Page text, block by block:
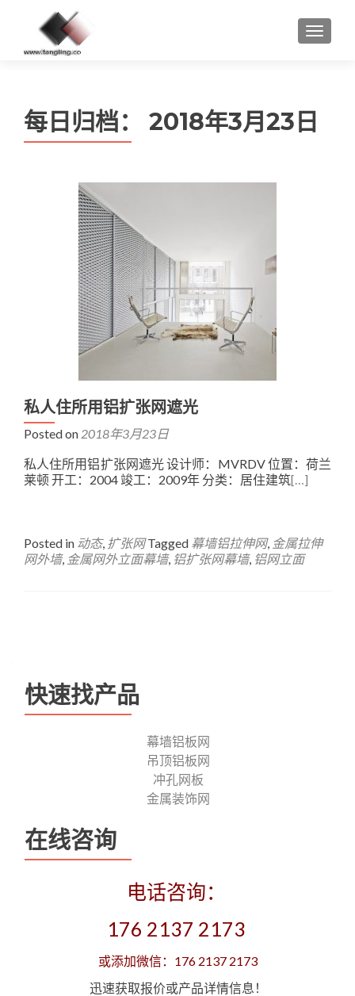
MENU
每日归档： 2018年3月23日
私人住所用铝扩张网遮光
Posted on 2018年3月23日
私人住所用铝扩张网遮光 设计师：MVRDV 位置：荷兰
莱顿 开工：2004 竣工：2009年 分类：居住建筑[…]
Posted in 动态, 扩张网 Tagged 幕墙铝拉伸网, 金属拉伸
网外墙, 金属网外立面幕墙, 铝扩张网幕墙, 铝网立面
快速找产品
幕墙铝板网
吊顶铝板网
冲孔网板
金属装饰网
在线咨询
电话咨询：
176 2137 2173
或添加微信：176 2137 2173
迅速获取报价或产品详情信息！